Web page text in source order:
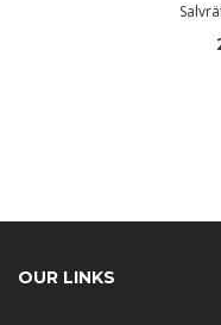
OUR LINKS